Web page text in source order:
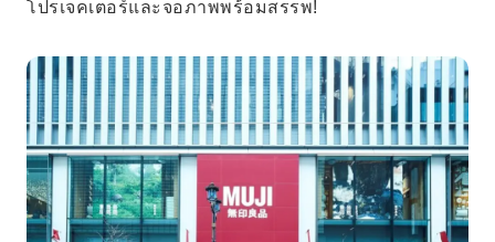
โปรเจคเตอร์และจอภาพพร้อมสรรพ!